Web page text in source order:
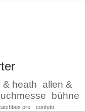
& heath
allen &
bühne
pro
confetti